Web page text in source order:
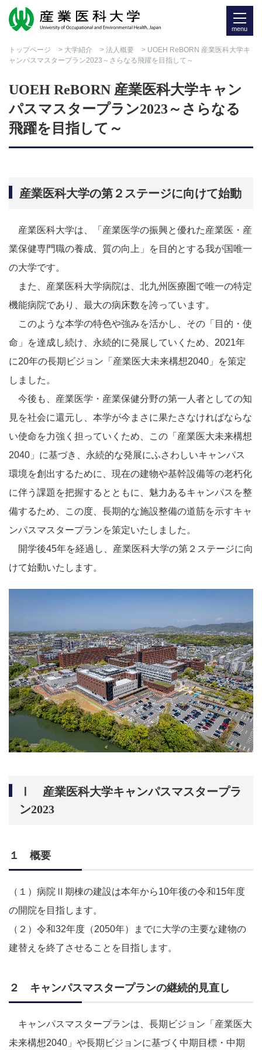
menu
トップページ > 大学紹介 > 法人概要
> UOEH ReBORN 産業医科大学キ
ャンパスマスタープラン2023～さらなる飛躍を目指して～
UOEH ReBORN 産業医科大学キャン
パスマスタープラン2023～さらなる
飛躍を目指して～
産業医科大学の第２ステージに向けて始動
産業医科大学は、「産業医学の振興と優れた産業医・産
業保健専門職の養成、質の向上」を目的とする我が国唯一
の大学です。
また、産業医科大学病院は、北九州医療圏で唯一の特定
機能病院であり、最大の病床数を誇っています。
このような本学の特色や強みを活かし、その「目的・使
命」を達成し続け、永続的に発展していくため、 2021年
に20年の長期ビジョン「産業医大未来構想2040 」を策定
しました。
今後も、産業医学・産業保健分野の第一人者としての知
見を社会に還元し、本学が今まさに果たさなければならな
い使命を力強く担っていくため、この「産業医大未来構想
2040 」に基づき、永続的な発展にふさわしいキャンパス
環境を創出するために、現在の建物や基幹設備等の老朽化
に伴う課題を把握するとともに、魅力あるキャンパスを整
備するため、この度、長期的な施設整備の道筋を示すキャ
ンパスマスタープランを策定いたしました。
開学後45年を経過し、産業医科大学の第２ステージに向
けて始動いたします。
Ⅰ 産業医科大学キャンパスマスタープラ
ン2023
１ 概要
（１）病院Ⅱ期棟の建設は本年から10年後の令和15年度
の開院を目指します。
（２） 令和32年度（2050年）までに大学の主要な建物の
建替えを終了させることを目指します。
２ キャンパスマスタープランの継続的見直し
キャンパスマスタープランは、長期ビジョン「産業医大
未来構想2040 」や長期ビジョンに基づく中期目標・中期